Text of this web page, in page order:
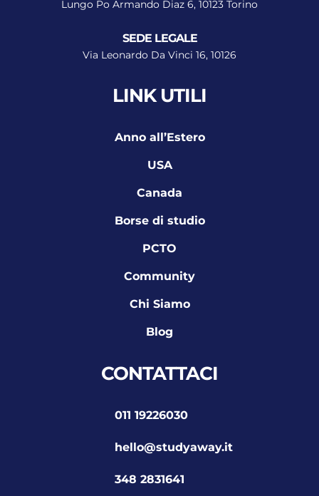
Lungo Po Armando Diaz 6, 10123 Torino
SEDE LEGALE
Via Leonardo Da Vinci 16, 10126
LINK UTILI
Anno all’Estero
USA
Canada
Borse di studio
PCTO
Community
Chi Siamo
Blog
CONTATTACI
011 19226030
hello@studyaway.it
348 2831641